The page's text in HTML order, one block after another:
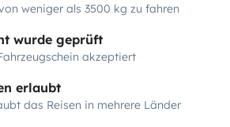
weniger als 3500 kg zu fahren
wurde geprüft
akzeptiert
erlaubt
das Reisen in mehrere Länder